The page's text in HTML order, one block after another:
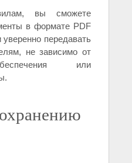
вы сможете
в формате PDF
уверенно передавать
не зависимо от
или